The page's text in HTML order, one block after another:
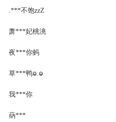
.***不饱zzZ
萧***妃桃洮
夜***你蚂
草***鸭ⱺ.ⱺ
我***你
蒳***